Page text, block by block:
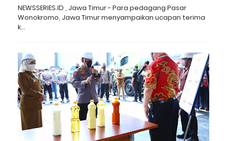
NEWSSERIES.ID , Jawa Timur - Para pedagang Pasar
Wonokromo, Jawa Timur menyampaikan ucapan terima
k…